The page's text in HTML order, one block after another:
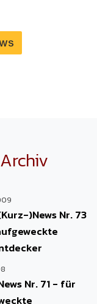
)News Nr. 73
Nr. 71 - für